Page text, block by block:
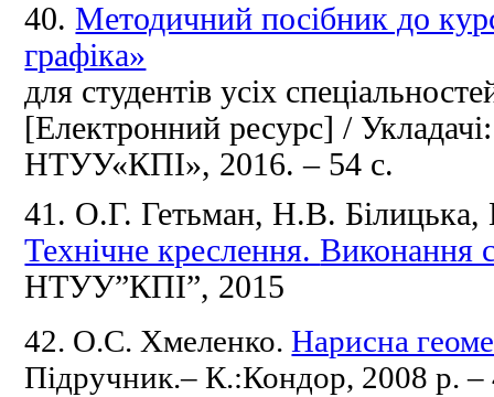
40.Методичний посібник до
графіка»
для студентів усіх
[Електронний ресурс] /
НТУУ«КПІ», 2016. – 54 с.
41. О.Г.Гетьман, Н.В.
Технічне креслення.Виконання
НТУУ”КПІ”, 2015
42. О.С.Хмеленко.Нарисна
Підручник.– К.:Кондор, 2008 р.–